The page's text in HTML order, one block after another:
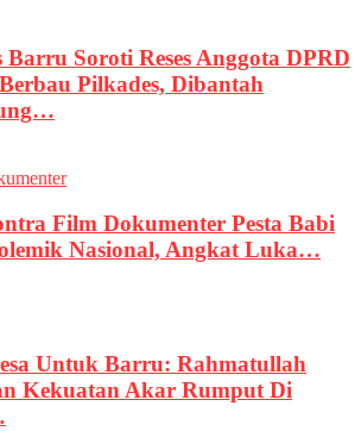
Soroti Reses Anggota DPRD
Pilkades, Dibantah
Film Dokumenter Pesta Babi
Nasional, Angkat Luka…
Untuk Barru: Rahmatullah
Kekuatan Akar Rumput Di